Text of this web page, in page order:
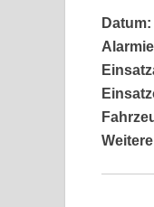
Datum: